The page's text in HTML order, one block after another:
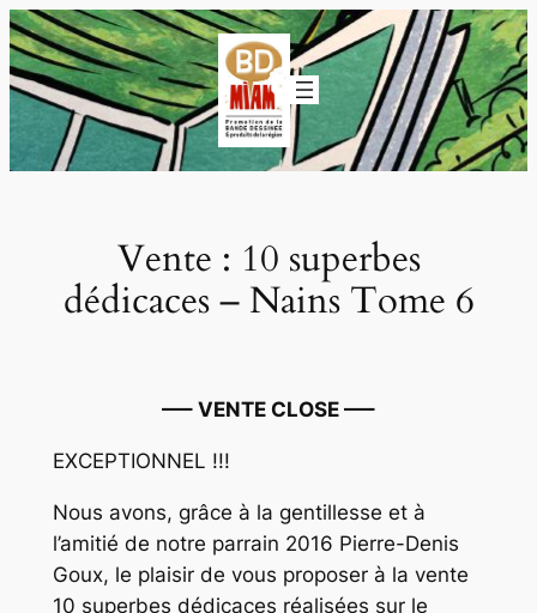
Aller
au
contenu
Vente : 10 superbes
dédicaces – Nains Tome 6
—– VENTE CLOSE —–
EXCEPTIONNEL !!!
Nous avons, grâce à la gentillesse et à
l’amitié de notre parrain 2016 Pierre-Denis
Goux, le plaisir de vous proposer à la vente
10 superbes dédicaces réalisées sur le